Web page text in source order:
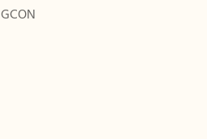
GCON